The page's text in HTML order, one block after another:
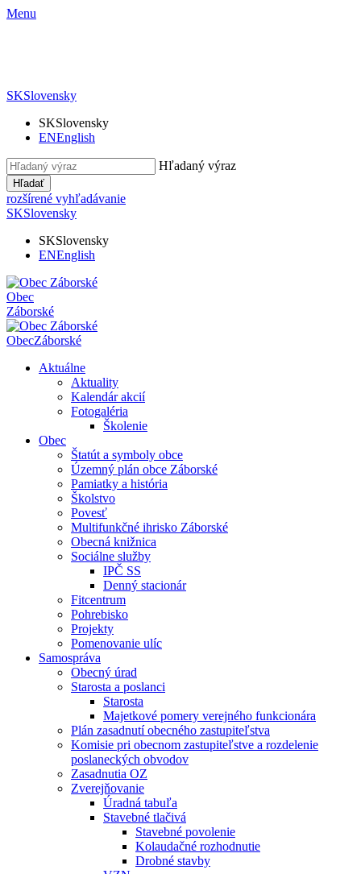
Menu
SKSlovensky
SKSlovensky
ENEnglish
Hľadaný výraz
Hľadať
rozšírené vyhľadávanie
SKSlovensky
SKSlovensky
ENEnglish
Obec
Záborské
ObecZáborské
Aktuálne
Aktuality
Kalendár akcií
Fotogaléria
Školenie
Obec
Štatút a symboly obce
Územný plán obce Záborské
Pamiatky a história
Školstvo
Povesť
Multifunkčné ihrisko Záborské
Obecná knižnica
Sociálne služby
IPČ SS
Denný stacionár
Fitcentrum
Pohrebisko
Projekty
Pomenovanie ulíc
Samospráva
Obecný úrad
Starosta a poslanci
Starosta
Majetkové pomery verejného funkcionára
Plán zasadnutí obecného zastupiteľstva
Komisie pri obecnom zastupiteľstve a rozdelenie
poslaneckých obvodov
Zasadnutia OZ
Zverejňovanie
Úradná tabuľa
Stavebné tlačivá
Stavebné povolenie
Kolaudačné rozhodnutie
Drobné stavby